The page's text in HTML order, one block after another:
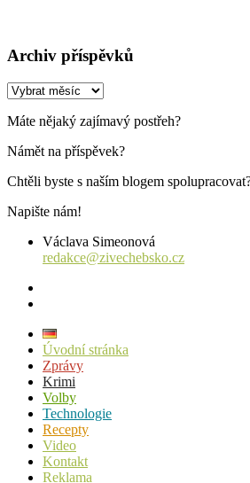
Archiv příspěvků
Archiv
Máte nějaký zajímavý postřeh?
Námět na příspěvek?
Chtěli byste s naším blogem
Napište nám!
Václava Simeonová
redakce@zivechebsko.cz
Úvodní stránka
Zprávy
Krimi
Volby
Technologie
Recepty
Video
Kontakt
Reklama